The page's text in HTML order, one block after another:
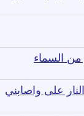
السماء
على واصابني